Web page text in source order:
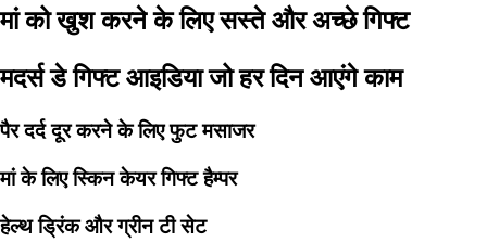
मां को खुश करने के लिए सस्ते और अच्छे गिफ्ट
मदर्स डे गिफ्ट आइडिया जो हर दिन आएंगे काम
पैर दर्द दूर करने के लिए फुट मसाजर
मां के लिए स्किन केयर गिफ्ट हैम्पर
हेल्थ ड्रिंक और ग्रीन टी सेट